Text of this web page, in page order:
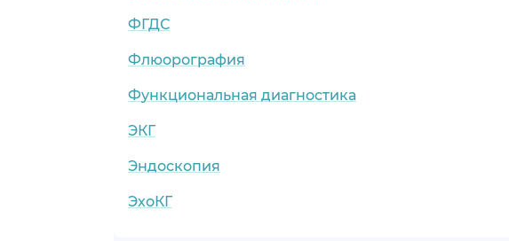
ФГДС
Флюорография
Функциональная диагностика
ЭКГ
Эндоскопия
ЭхоКГ